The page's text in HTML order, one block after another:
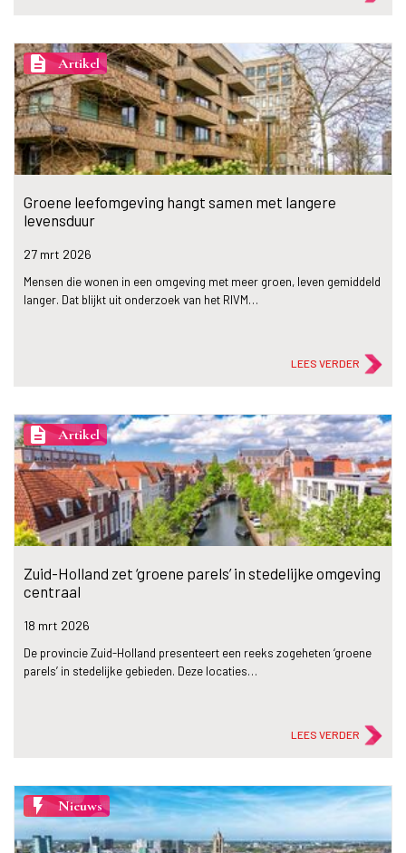
description Artikel
Groene leefomgeving hangt samen met langere
levensduur
27 mrt 2026
Mensen die wonen in een omgeving met meer groen, leven gemiddeld
langer. Dat blijkt uit onderzoek van het RIVM…
LEES VERDER
description Artikel
Zuid-Holland zet ‘groene parels’ in stedelijke omgeving
centraal
18 mrt 2026
De provincie Zuid-Holland presenteert een reeks zogeheten ‘groene
parels’ in stedelijke gebieden. Deze locaties…
LEES VERDER
flash_on Nieuws